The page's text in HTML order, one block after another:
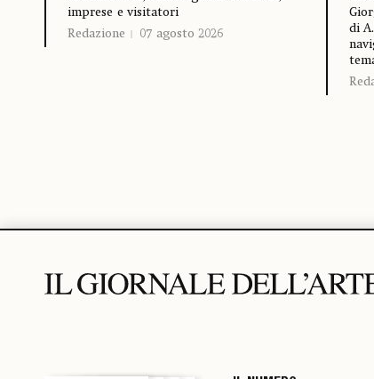
imprese e visitatori
Redazione
07 agosto 2026
di